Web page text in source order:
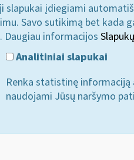
slapukai įdiegiami
Savo sutikimą bet kada
informacijos
Analitiniai slapukai
Renka statistinę
naudojami Jūsų naršymo